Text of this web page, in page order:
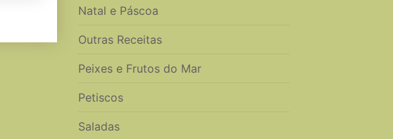
Natal e Páscoa
Outras Receitas
Peixes e Frutos do Mar
Petiscos
Saladas